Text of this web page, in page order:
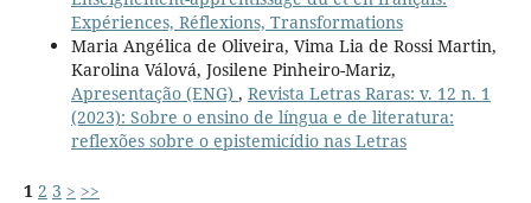
Expériences, Réflexions, Transformations
Maria Angélica de Oliveira, Vima Lia de Rossi Martin,
Karolina Válová, Josilene Pinheiro-Mariz,
Apresentação (ENG) , Revista Letras Raras: v. 12 n. 1
(2023): Sobre o ensino de língua e de literatura:
reflexões sobre o epistemicídio nas Letras
1 2 3 > >>